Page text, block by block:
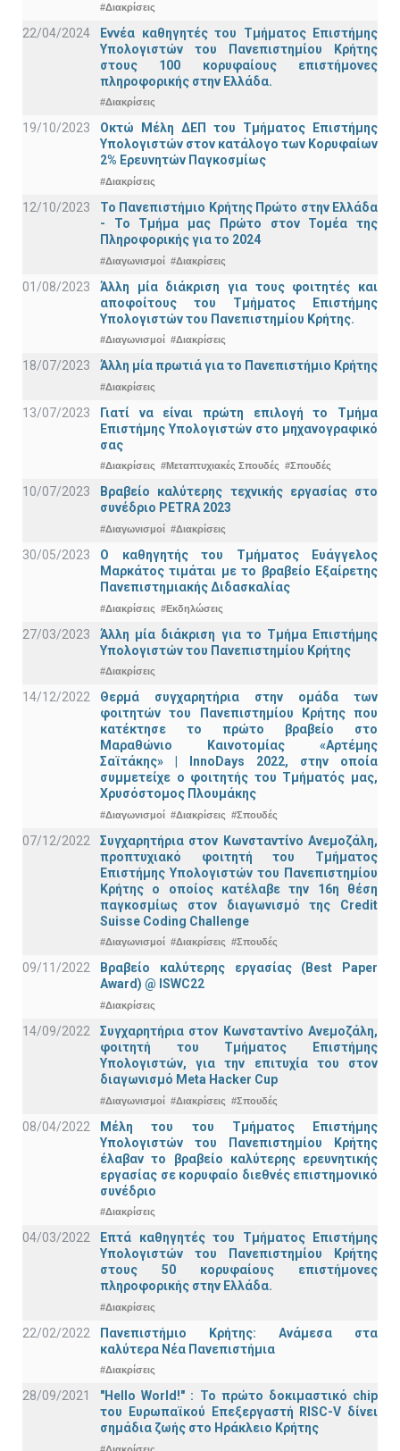
#Διακρίσεις
22/04/2024
Εννέα καθηγητές του Τμήματος Επιστήμης
Υπολογιστών του Πανεπιστημίου Κρήτης
στους 100 κορυφαίους επιστήμονες
πληροφορικής στην Ελλάδα.
#Διακρίσεις
19/10/2023
Οκτώ Μέλη ΔΕΠ του Τμήματος Επιστήμης
Υπολογιστών στον κατάλογο των Κορυφαίων
2% Ερευνητών Παγκοσμίως
#Διακρίσεις
12/10/2023
Το Πανεπιστήμιο Κρήτης Πρώτο στην Ελλάδα
- Το Τμήμα μας Πρώτο στον Τομέα της
Πληροφορικής για το 2024
#Διαγωνισμοί #Διακρίσεις
01/08/2023
Άλλη μία διάκριση για τους φοιτητές και
αποφοίτους του Τμήματος Επιστήμης
Υπολογιστών του Πανεπιστημίου Κρήτης.
#Διαγωνισμοί #Διακρίσεις
18/07/2023 Άλλη μία πρωτιά για το Πανεπιστήμιο Κρήτης
#Διακρίσεις
13/07/2023
Γιατί να είναι πρώτη επιλογή το Τμήμα
Επιστήμης Υπολογιστών στο μηχανογραφικό
σας
#Διακρίσεις #Μεταπτυχιακές Σπουδές #Σπουδές
10/07/2023
Βραβείο καλύτερης τεχνικής εργασίας στο
συνέδριο PETRA 2023
#Διαγωνισμοί #Διακρίσεις
30/05/2023
Ο καθηγητής του Τμήματος Ευάγγελος
Μαρκάτος τιμάται με το βραβείο Εξαίρετης
Πανεπιστημιακής Διδασκαλίας
#Διακρίσεις #Εκδηλώσεις
27/03/2023
Άλλη μία διάκριση για το Τμήμα Επιστήμης
Υπολογιστών του Πανεπιστημίου Κρήτης
#Διακρίσεις
14/12/2022
Θερμά συγχαρητήρια στην ομάδα των
φοιτητών του Πανεπιστημίου Κρήτης που
κατέκτησε το πρώτο βραβείο στο
Μαραθώνιο Καινοτομίας «Αρτέμης
Σαϊτάκης» | InnoDays 2022, στην οποία
συμμετείχε ο φοιτητής του Τμήματός μας,
Χρυσόστομος Πλουμάκης
#Διαγωνισμοί #Διακρίσεις #Σπουδές
07/12/2022
Συγχαρητήρια στον Κωνσταντίνο Ανεμοζάλη,
προπτυχιακό φοιτητή του Τμήματος
Επιστήμης Υπολογιστών του Πανεπιστημίου
Κρήτης ο οποίος κατέλαβε την 16η θέση
παγκοσμίως στον διαγωνισμό της Credit
Suisse Coding Challenge
#Διαγωνισμοί #Διακρίσεις #Σπουδές
09/11/2022
Βραβείο καλύτερης εργασίας (Best Paper
Award) @ ISWC22
#Διακρίσεις
14/09/2022
Συγχαρητήρια στον Κωνσταντίνο Ανεμοζάλη,
φοιτητή του Τμήματος Επιστήμης
Υπολογιστών, για την επιτυχία του στον
διαγωνισμό Meta Hacker Cup
#Διαγωνισμοί #Διακρίσεις #Σπουδές
08/04/2022
Μέλη του του Τμήματος Επιστήμης
Υπολογιστών του Πανεπιστημίου Κρήτης
έλαβαν το βραβείο καλύτερης ερευνητικής
εργασίας σε κορυφαίο διεθνές επιστημονικό
συνέδριο
#Διακρίσεις
04/03/2022
Επτά καθηγητές του Τμήματος Επιστήμης
Υπολογιστών του Πανεπιστημίου Κρήτης
στους 50 κορυφαίους επιστήμονες
πληροφορικής στην Ελλάδα.
#Διακρίσεις
22/02/2022
Πανεπιστήμιο Κρήτης: Ανάμεσα στα
καλύτερα Νέα Πανεπιστήμια
#Διακρίσεις
28/09/2021
"Hello World!" : Το πρώτο δοκιμαστικό chip
του Ευρωπαϊκού Επεξεργαστή RISC-V δίνει
σημάδια ζωής στο Ηράκλειο Κρήτης